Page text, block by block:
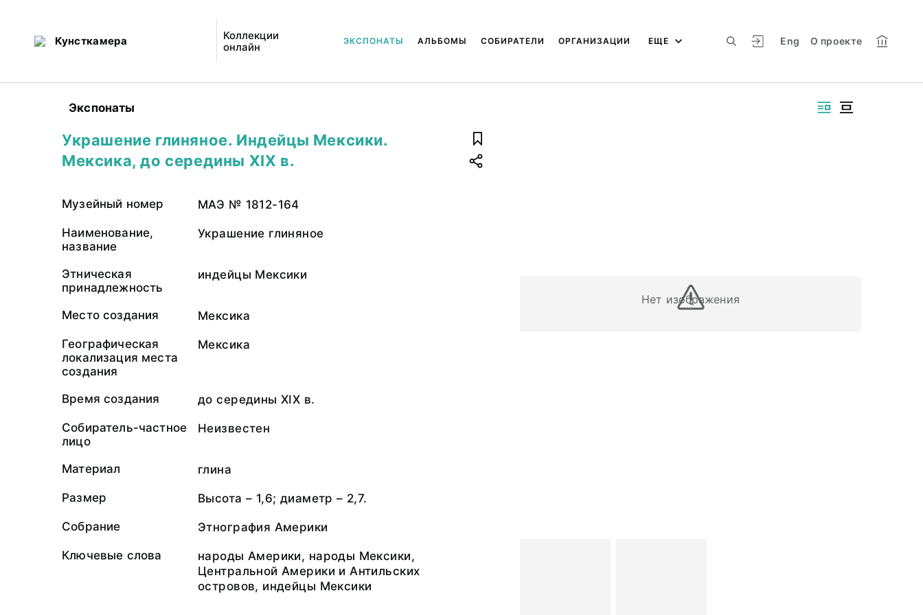
Кунсткамера
Коллекции
онлайн
Eng О проекте
ЭКСПОНАТЫ АЛЬБОМЫ СОБИРАТЕЛИ ОРГАНИЗАЦИИ ЕЩЕ
Экспонаты
Нет изображения
Украшение глиняное. Индейцы Мексики.
Мексика, до середины XIX в.
Музейный номер МАЭ № 1812-164
Наименование,
название
Украшение глиняное
Этническая
принадлежность
индейцы Мексики
Место создания Мексика
Географическая
локализация места
создания
Мексика
Время создания до середины XIX в.
Собиратель-частное
лицо
Неизвестен
Материал глина
Размер Высота – 1,6; диаметр – 2,7.
Собрание Этнография Америки
Ключевые слова
народы Америки, народы Мексики,
Центральной Америки и Антильских
островов, индейцы Мексики